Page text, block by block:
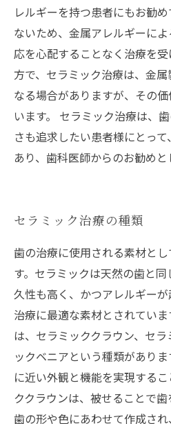
レルギーを持つ患者にもお勧
ないため、金属アレルギーに
応を心配することなく治療を
方で、セラミック治療は、金
なる場合がありますが、その
います。 セラミック治療は、
さも追求したい患者様にとっ
あり、歯科医師からのお勧めと
セラミック治療の種類
歯の治療に使用される素材と
す。セラミックは天然の歯と
久性も高く、かつアレルギー
治療に最適な素材とされてい
は、セラミッククラウン、セ
ックベニアという種類があり
に近い外観と機能を実現する
ククラウンは、被せることで歯
歯の形や色にあわせて作成さ